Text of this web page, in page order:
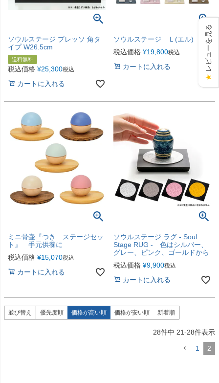
ソウルステージ プレッソ 角タ
イプ W26.5cm
送料無料
税込価格 ¥25,300税込
カートに入れる
ソウルステージ Ｌ(エル)
税込価格 ¥19,800税込
カートに入れる
ミニ骨壷『つき ステージセッ
ト』 手元供養に
税込価格 ¥15,070税込
カートに入れる
ソウルステージ ラグ - Soul
Stage RUG - 色はシルバー、
グレー、ピンク、ゴールドから
税込価格 ¥9,900税込
カートに入れる
並び替え 優先度順 価格が高い順 価格が安い順 新着順
28件中 21-28件表示
1 2
★
レビューを見る